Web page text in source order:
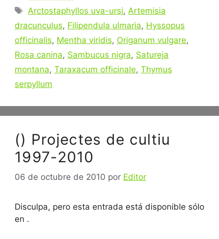
Etiquetas
Arctostaphyllos uva-ursi, Artemisia
dracunculus, Filipendula ulmaria, Hyssopus
officinalis, Mentha viridis, Origanum vulgare,
Rosa canina, Sambucus nigra, Satureja
montana, Taraxacum officinale, Thymus
serpyllum
() Projectes de cultiu
1997-2010
06 de octubre de 2010 por Editor
Disculpa, pero esta entrada está disponible sólo
en .